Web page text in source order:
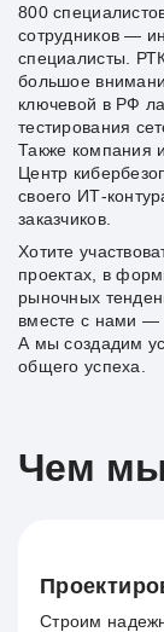
800
сотрудников —
специалисты.
большое
ключевой в РФ
тестирования
Также компания
Центр
своего ИТ-
заказчиков.
Хотите
проектах, в
рыночных
вместе с нами —
А мы создадим
общего успеха.
Чем
Строим